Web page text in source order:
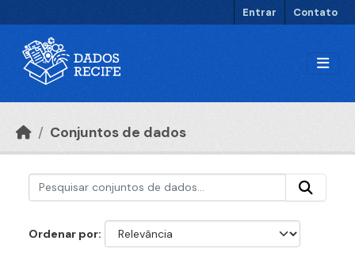
Entrar Contato
Conjuntos de dados
Ordenar por